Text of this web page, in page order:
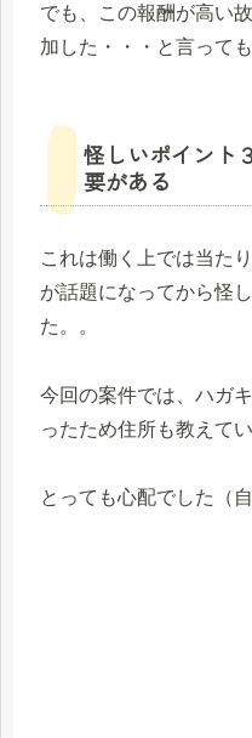
でも、この報酬が高い
加した・・・と言って
怪しいポイント
要がある
これは働く上では当た
が話題になってから怪
た。。
今回の案件では、ハガ
ったため住所も教えてい
とっても心配でした（